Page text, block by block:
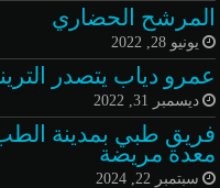
المرشح الحضاري
يونيو 28, 2022
عمرو دياب يتصدر
ديسمبر 31, 2022
فريق طبي بمدينة
معدة مريضة
سبتمبر 22, 2024